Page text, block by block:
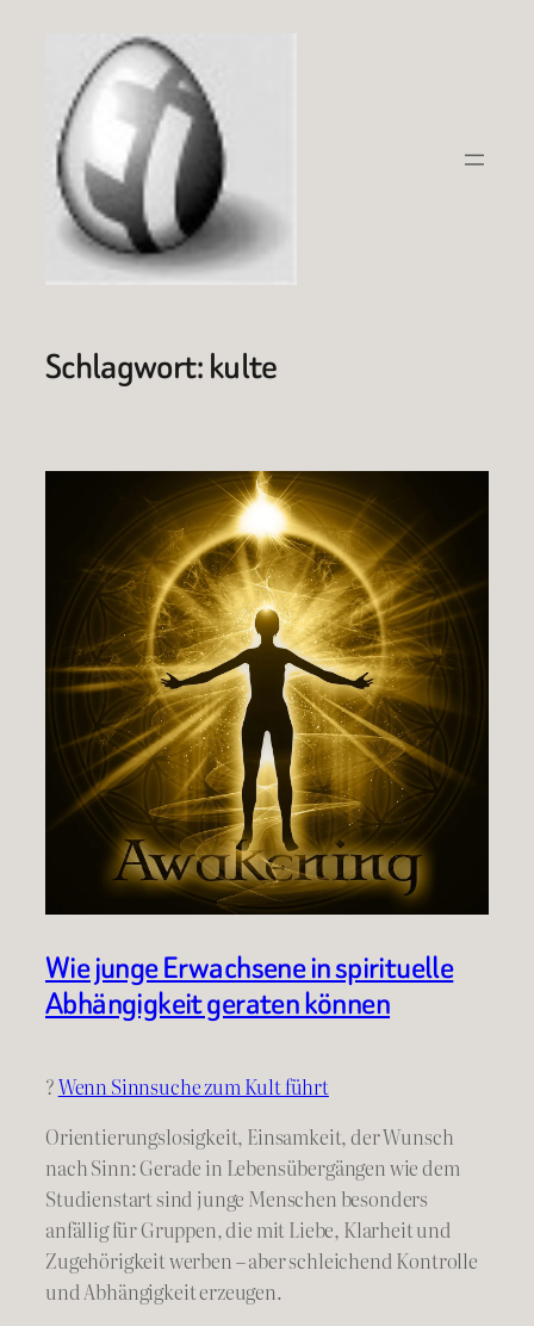
springen
Schlagwort:kulte
Wie junge Erwachsene in spirituelle
Abhängigkeit geraten können
?Wenn Sinnsuche zum Kult führt
Orientierungslosigkeit, Einsamkeit, der Wunsch
nach Sinn: Gerade in Lebensübergängen wie dem
Studienstart sind junge Menschen besonders
anfällig für Gruppen, die mit Liebe, Klarheit und
Zugehörigkeit werben – aber schleichend Kontrolle
und Abhängigkeit erzeugen.